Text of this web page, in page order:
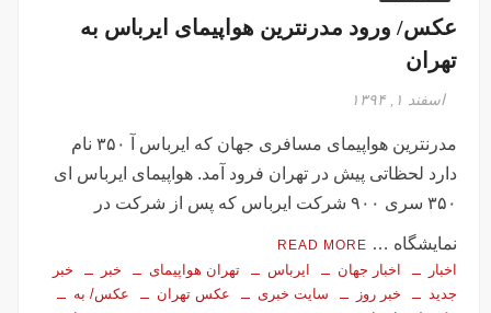
عکس/ ورود مدرنترین هواپیمای ایرباس به
تهران
اسفند ۱, ۱۳۹۴
مدرنترین هواپیمای مسافری جهان که ایرباس آ ۳۵۰ نام
دارد لحظاتی پیش در تهران فرود آمد. هواپیمای ایرباس ای
۳۵۰ سری ۹۰۰ شرکت ایرباس که پس از شرکت در
نمایشگاه … READ MORE
اخبار اخبار جهان ایرباس تهران هواپیمای خبر
خبر
جدید
خبر روز سایت خبری عکس تهران
عکس/ به